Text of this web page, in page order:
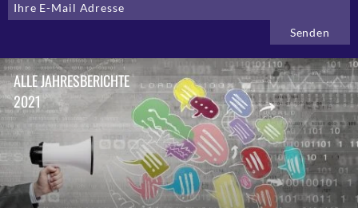
ALLE JAHRESBERICHTE
2021